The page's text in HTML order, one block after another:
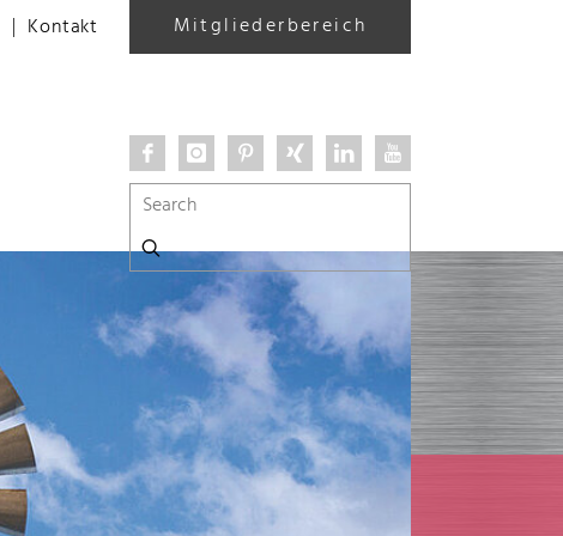
Kontakt Mitgliederbereich